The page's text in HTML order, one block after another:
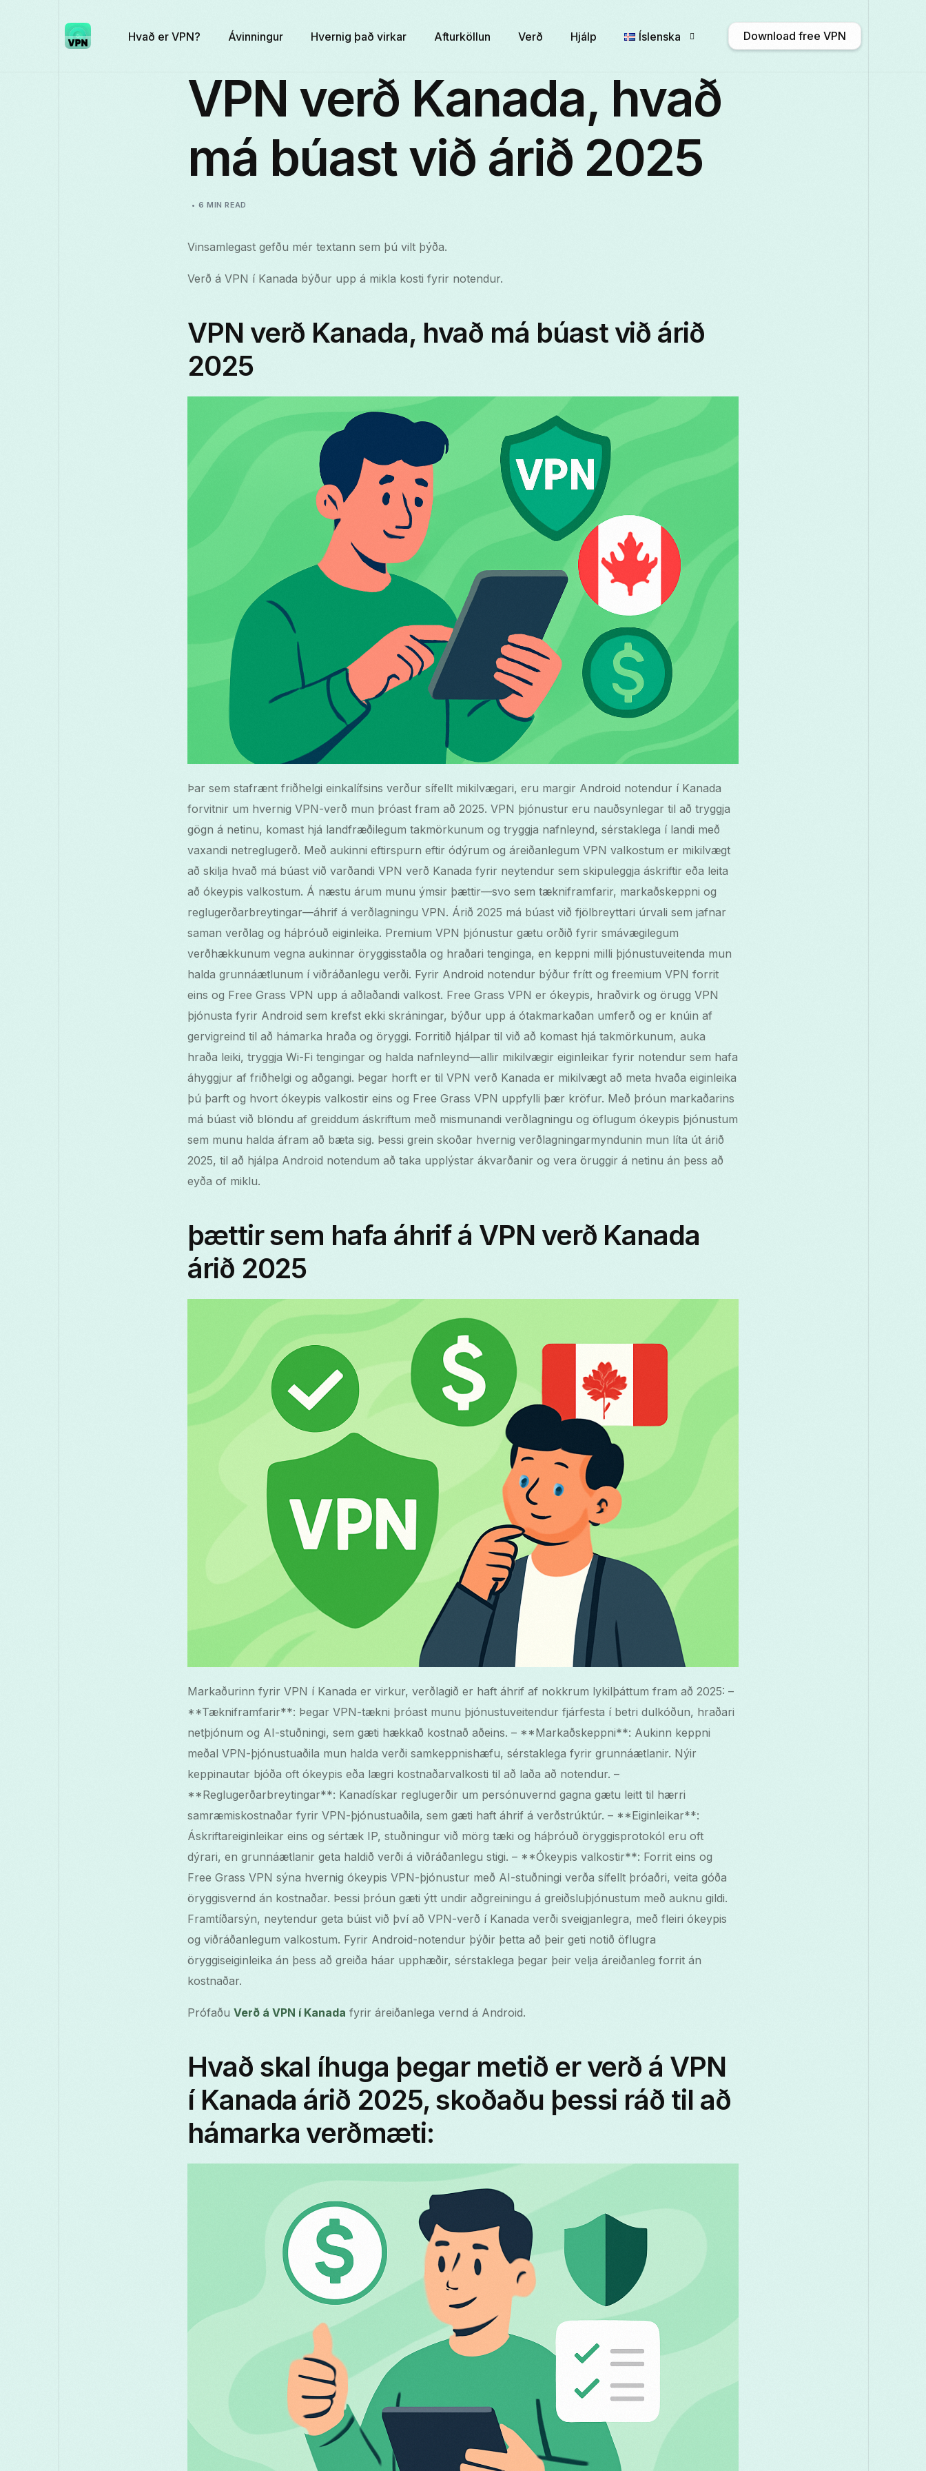
Hvað er VPN? Ávinningur Hvernig það virkar Afturköllun Verð Hjálp Íslenska
Български
తెలుగు
Download free VPN
VPN verð Kanada, hvað
má búast við árið 2025
6 MIN READ
Vinsamlegast gefðu mér textann sem þú vilt þýða.
Verð á VPN í Kanada býður upp á mikla kosti fyrir notendur.
VPN verð Kanada, hvað má búast við árið
2025
Þar sem stafrænt friðhelgi einkalífsins verður sífellt mikilvægari, eru margir Android notendur í Kanada
forvitnir um hvernig VPN-verð mun þróast fram að 2025. VPN þjónustur eru nauðsynlegar til að tryggja
gögn á netinu, komast hjá landfræðilegum takmörkunum og tryggja nafnleynd, sérstaklega í landi með
vaxandi netreglugerð. Með aukinni eftirspurn eftir ódýrum og áreiðanlegum VPN valkostum er mikilvægt
að skilja hvað má búast við varðandi VPN verð Kanada fyrir neytendur sem skipuleggja áskriftir eða leita
að ókeypis valkostum. Á næstu árum munu ýmsir þættir—svo sem tækniframfarir, markaðskeppni og
reglugerðarbreytingar—áhrif á verðlagningu VPN. Árið 2025 má búast við fjölbreyttari úrvali sem jafnar
saman verðlag og háþróuð eiginleika. Premium VPN þjónustur gætu orðið fyrir smávægilegum
verðhækkunum vegna aukinnar öryggisstaðla og hraðari tenginga, en keppni milli þjónustuveitenda mun
halda grunnáætlunum í viðráðanlegu verði. Fyrir Android notendur býður frítt og freemium VPN forrit
eins og Free Grass VPN upp á aðlaðandi valkost. Free Grass VPN er ókeypis, hraðvirk og örugg VPN
þjónusta fyrir Android sem krefst ekki skráningar, býður upp á ótakmarkaðan umferð og er knúin af
gervigreind til að hámarka hraða og öryggi. Forritið hjálpar til við að komast hjá takmörkunum, auka
hraða leiki, tryggja Wi-Fi tengingar og halda nafnleynd—allir mikilvægir eiginleikar fyrir notendur sem hafa
áhyggjur af friðhelgi og aðgangi. Þegar horft er til VPN verð Kanada er mikilvægt að meta hvaða eiginleika
þú þarft og hvort ókeypis valkostir eins og Free Grass VPN uppfylli þær kröfur. Með þróun markaðarins
má búast við blöndu af greiddum áskriftum með mismunandi verðlagningu og öflugum ókeypis þjónustum
sem munu halda áfram að bæta sig. Þessi grein skoðar hvernig verðlagningarmyndunin mun líta út árið
2025, til að hjálpa Android notendum að taka upplýstar ákvarðanir og vera öruggir á netinu án þess að
eyða of miklu.
þættir sem hafa áhrif á VPN verð Kanada
árið 2025
Markaðurinn fyrir VPN í Kanada er virkur, verðlagið er haft áhrif af nokkrum lykilþáttum fram að 2025: –
**Tækniframfarir**: Þegar VPN-tækni þróast munu þjónustuveitendur fjárfesta í betri dulkóðun, hraðari
netþjónum og AI-stuðningi, sem gæti hækkað kostnað aðeins. – **Markaðskeppni**: Aukinn keppni
meðal VPN-þjónustuaðila mun halda verði samkeppnishæfu, sérstaklega fyrir grunnáætlanir. Nýir
keppinautar bjóða oft ókeypis eða lægri kostnaðarvalkosti til að laða að notendur. –
**Reglugerðarbreytingar**: Kanadískar reglugerðir um persónuvernd gagna gætu leitt til hærri
samræmiskostnaðar fyrir VPN-þjónustuaðila, sem gæti haft áhrif á verðstrúktúr. – **Eiginleikar**:
Áskriftareiginleikar eins og sértæk IP, stuðningur við mörg tæki og háþróuð öryggisprotokól eru oft
dýrari, en grunnáætlanir geta haldið verði á viðráðanlegu stigi. – **Ókeypis valkostir**: Forrit eins og
Free Grass VPN sýna hvernig ókeypis VPN-þjónustur með AI-stuðningi verða sífellt þróaðri, veita góða
öryggisvernd án kostnaðar. Þessi þróun gæti ýtt undir aðgreiningu á greiðsluþjónustum með auknu gildi.
Framtíðarsýn, neytendur geta búist við því að VPN-verð í Kanada verði sveigjanlegra, með fleiri ókeypis
og viðráðanlegum valkostum. Fyrir Android-notendur þýðir þetta að þeir geti notið öflugra
öryggiseiginleika án þess að greiða háar upphæðir, sérstaklega þegar þeir velja áreiðanleg forrit án
kostnaðar.
Prófaðu Verð á VPN í Kanada fyrir áreiðanlega vernd á Android.
Hvað skal íhuga þegar metið er verð á VPN
í Kanada árið 2025, skoðaðu þessi ráð til að
hámarka verðmæti: